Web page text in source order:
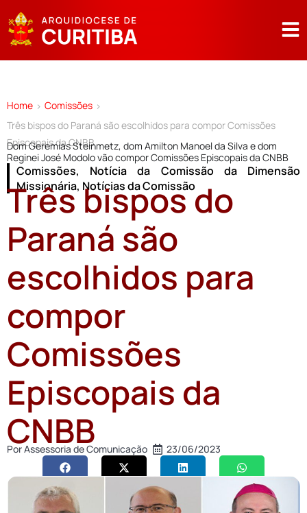
Home > Comissões >
Três bispos do Paraná são escolhidos para compor Comissões
Episcopais da CNBB
Dom Geremias Steinmetz, dom Amilton Manoel da Silva e dom
Reginei José Modolo vão compor Comissões Episcopais da CNBB
Comissões, Notícia da Comissão da Dimensão
Missionária, Notícias da Comissão
Três bispos do
Paraná são
escolhidos para
compor
Comissões
Episcopais da
CNBB
PorAssessoria de Comunicação 23/06/2023